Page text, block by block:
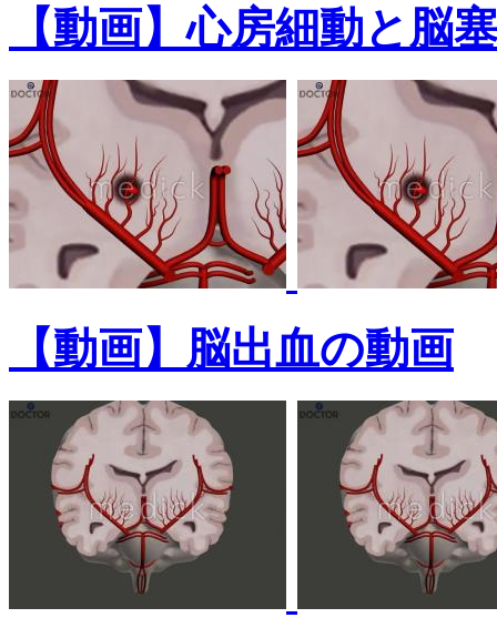
【動画】心房細動と脳
【動画】脳出血の動画